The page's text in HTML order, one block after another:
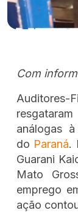
Com
análogas
do Paraná.
Guarani
Mato
emprego
ação